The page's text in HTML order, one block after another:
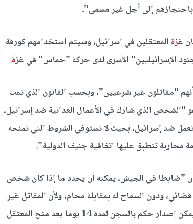
إلى أجل غير مسمى".
غزة المعتقلين في إسرائيل، وسيتم استخدامهم كورقة
الإسرائيليين" الأسرى لدى حركة "حماس" في غزة.
"مقاتلون غير شرعيين"، وبحسب القانون الذي تمت
غير الشرعي، هو "الشخص الذي شارك في الأعمال العدائية ضد إسرائيل،
ضد إسرائيل، بحيث لا تستوفي الشروط التي تمنحه
تنطبق عليها اتفاقية جنيف الدولية".
"ضابطا في الجيش، يمكنه أن يحدد ما إذا كان شخص
ودون السماح له بمقابلة محام، ولأن المقاتل غير
شرعي من شأنه أن يعرض أمن إسرائيل للخطر، فإنه يمكن إصدار حكم بالسجن لمدة 14 يوما بعد منح المعتقل